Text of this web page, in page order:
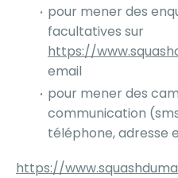
pour mener des
facultatives sur
https://
email
pour mener des
communication
téléphone, adresse
https://